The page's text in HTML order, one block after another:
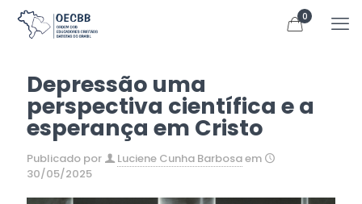
0
Depressão uma
perspectiva científica e a
esperança em Cristo
Publicado por Luciene Cunha Barbosaem
30/05/2025